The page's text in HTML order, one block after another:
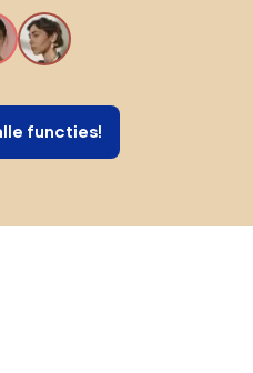
functies!